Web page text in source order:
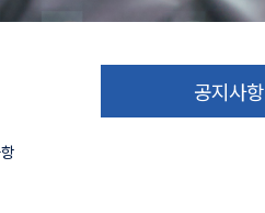
공지사항